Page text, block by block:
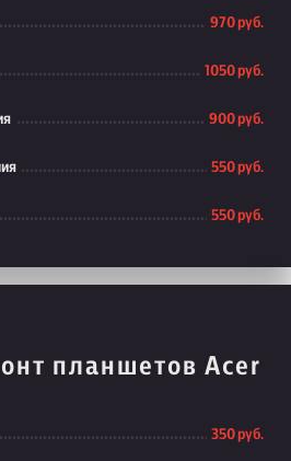
970 руб.
1050 руб.
900 руб.
550 руб.
550 руб.
планшетов Acer
350 руб.